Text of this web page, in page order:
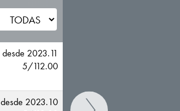
desde 2023.11
5/112.00
desde 2023.10